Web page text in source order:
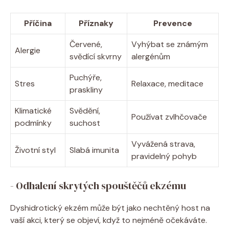
Příčina Příznaky Prevence
Alergie
Červené,
svědící ​skvrny
Vyhýbat se‌ známým
alergénům
Stres
Puchýře,
praskliny
Relaxace, meditace
Klimatické
⁢podmínky
Svědění,
suchost
Používat‌ zvlhčovače
Životní styl Slabá imunita
Vyvážená strava,
pravidelný pohyb
-⁢ Odhalení skrytých spouštěčů ekzému
Dyshidrotický⁤ ekzém⁢ může být jako nechtěný host na
vaší akci, který se objeví, když‌ to ⁣nejméně ‍očekáváte.